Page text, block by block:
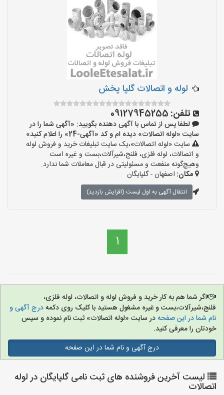
لوله و اتصالات گلپا پخش
تلفن: 09127945255
لطفا پس از تماس با آگهی دهنده بگویید: «آگهی شما را در
سایت «لوله اتصالات» دیده ام و کد «آگهی-24» را اعلام کنید»
سایت «لوله اتصالات»،یک سایت تبلیغات خرید و فروش لوله
و اتصالات، لوله فلزی، فلنج،شیرآلات،بست و غیره است
وهیچ‌گونه منفعت و مسئولیتی در قبال معاملات شما ندارد.
مکان: اصفهان - گلپایگان
انتقال آگهی به اول لیست (افزایش بازدید)
1
اگر شما هم به کار خرید و فروش لوله و اتصالات، لوله فلزی،
فلنج،شیرآلات،بست و غیره مشغول هستید با کلیک روی دکمهدرج آگهی و
نام شما در این صفحهدر سایت «لوله اتصالات» ثبت نام نموده و سپس
خودتان را معرفی کنید.
درج آگهی و نام شما در این صفحه
لیست آخرین فروشنده های ثبت نامی گلپایگان در لوله
اتصالات